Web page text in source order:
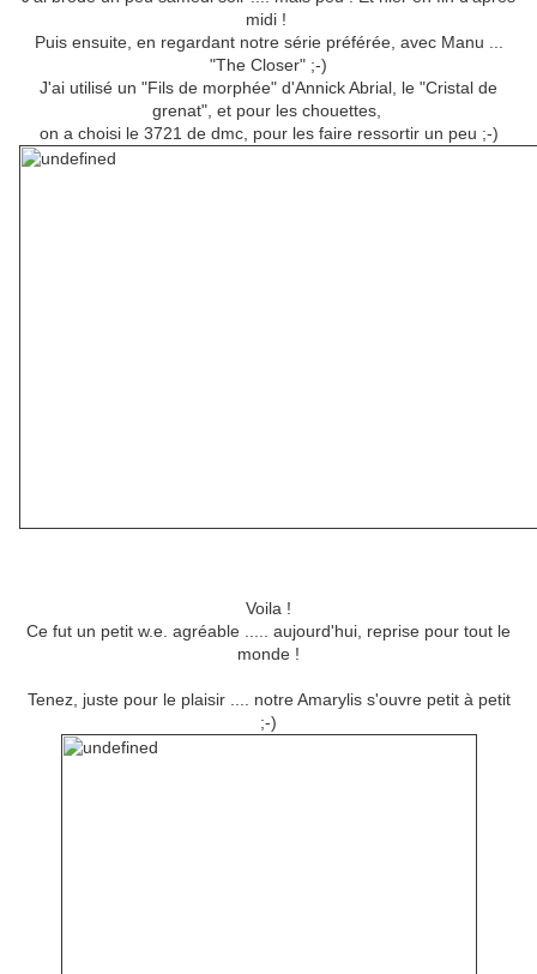
midi !
Puis ensuite, en regardant notre série préférée, avec Manu ...
"The Closer" ;-)
J'ai utilisé un "Fils de morphée" d'Annick Abrial, le "Cristal de
grenat", et pour les chouettes,
on a choisi le 3721 de dmc, pour les faire ressortir un peu ;-)
Voila !
Ce fut un petit w.e. agréable ..... aujourd'hui, reprise pour tout le
monde !
Tenez, juste pour le plaisir .... notre Amarylis s'ouvre petit à petit
;-)